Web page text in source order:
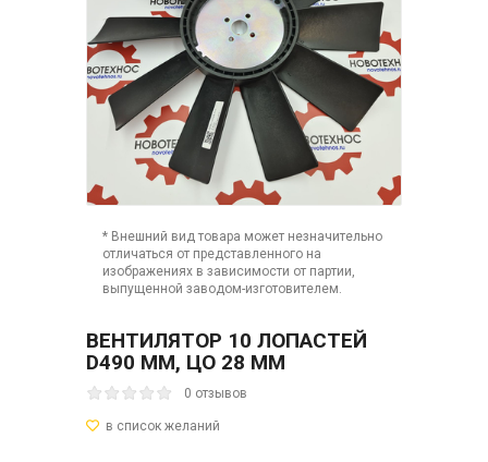
* Внешний вид товара может незначительно
отличаться от представленного на
изображениях в зависимости от партии,
выпущенной заводом-изготовителем.
ВЕНТИЛЯТОР 10 ЛОПАСТЕЙ
D490 ММ, ЦО 28 ММ
0 отзывов